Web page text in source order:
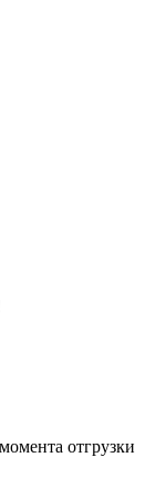
отгрузки